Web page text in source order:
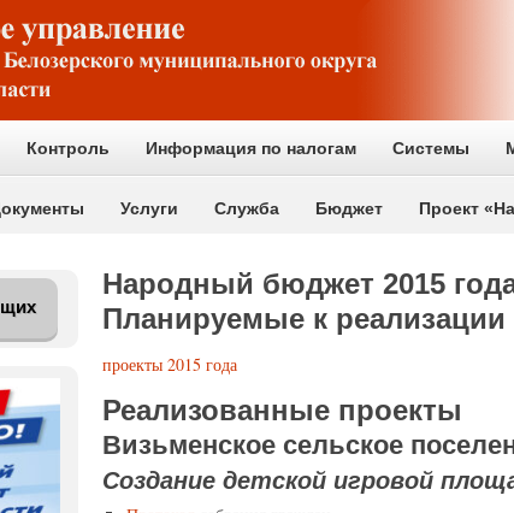
Контроль Информация по налогам Системы
Услуги Служба Бюджет Проект
Народный бюджет 2015
Планируемые к
проекты 2015 года
Реализованные проекты
Визьменское сельское
Создание детской игровой